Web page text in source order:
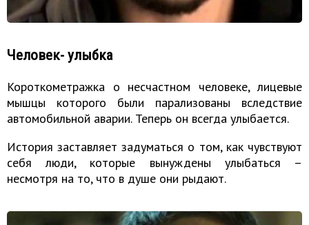
Человек- улыбка
Короткометражка о несчастном человеке, лицевые
мышцы которого были парализованы вследствие
автомобильной аварии. Теперь он всегда улыбается.
История заставляет задуматься о том, как чувствуют
себя люди, которые вынуждены улыбаться –
несмотря на то, что в душе они рыдают.